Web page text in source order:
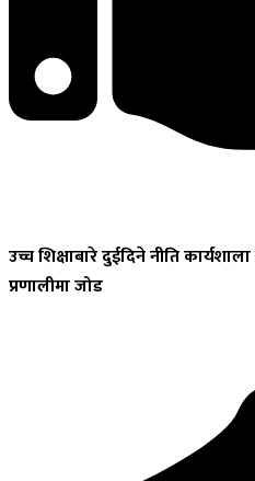
उच्चशिक्षाबारे दुईदिने नीति
प्रणालीमा जोड